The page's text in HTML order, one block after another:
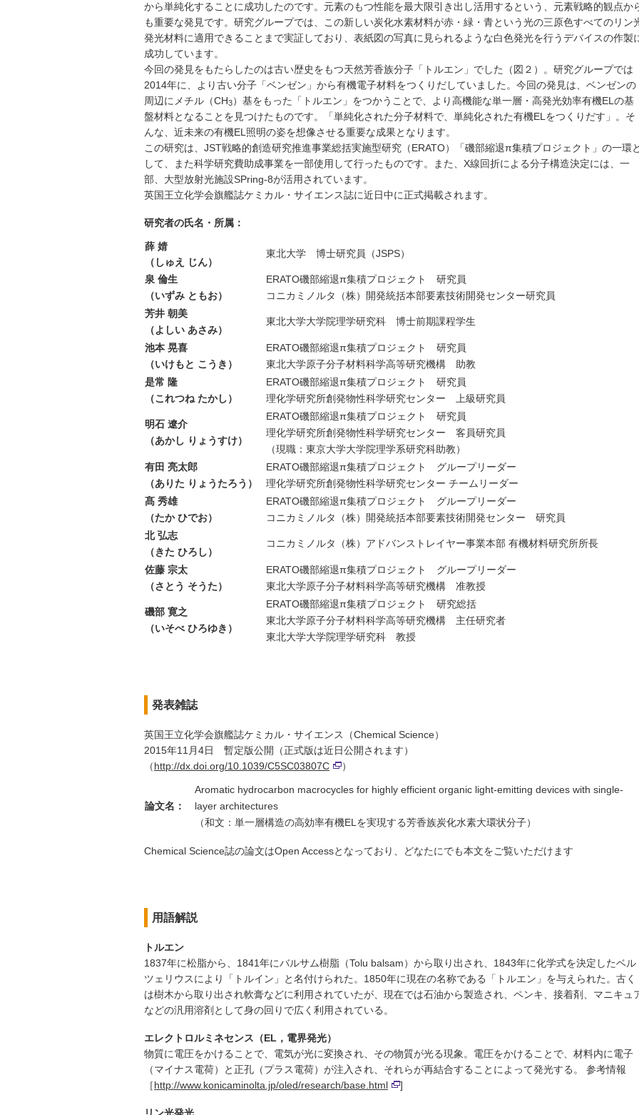
から単純化することに成功したのです。元素のもつ性能を最大限引き出し活用するという、元素戦略的観点か
も重要な発見です。研究グループでは、この新しい炭化水素材料が赤・緑・青という光の三原色すべてのリン
発光材料に適用できることまで実証しており、表紙図の写真に見られるような白色発光を行うデバイスの作製
成功しています。
今回の発見をもたらしたのは古い歴史をもつ天然芳香族分子「トルエン」でした（図２）。研究グループでは
2014年に、より古い分子「ベンゼン」から有機電子材料をつくりだしていました。今回の発見は、ベンゼンの
周辺にメチル（CH3）基をもった「トルエン」をつかうことで、より高機能な単一層・高発光効率有機ELの基
盤材料となることを見つけたものです。「単純化された分子材料で、単純化された有機ELをつくりだす」。そ
んな、近未来の有機EL照明の姿を想像させる重要な成果となります。
この研究は、JST戦略的創造研究推進事業総括実施型研究（ERATO）「磯部縮退π集積プロジェクト」の一環と
して、また科学研究費助成事業を一部使用して行ったものです。また、X線回折による分子構造決定には、一
部、大型放射光施設SPring-8が活用されています。
英国王立化学会旗艦誌ケミカル・サイエンス誌に近日中に正式掲載されます。
研究者の氏名・所属：
薛 婧
（しゅえ じん）
東北大学 博士研究員（JSPS）
泉 倫生
（いずみ ともお）
ERATO磯部縮退π集積プロジェクト 研究員
コニカミノルタ（株）開発統括本部要素技術開発センター研究員
芳井 朝美
（よしい あさみ）
東北大学大学院理学研究科 博士前期課程学生
池本 晃喜
（いけもと こうき）
ERATO磯部縮退π集積プロジェクト 研究員
東北大学原子分子材料科学高等研究機構 助教
是常 隆
（これつね たかし）
ERATO磯部縮退π集積プロジェクト 研究員
理化学研究所創発物性科学研究センター 上級研究員
明石 遼介
（あかし りょうすけ）
ERATO磯部縮退π集積プロジェクト 研究員
理化学研究所創発物性科学研究センター 客員研究員
（現職：東京大学大学院理学系研究科助教）
有田 亮太郎
（ありた りょうたろう）
ERATO磯部縮退π集積プロジェクト グループリーダー
理化学研究所創発物性科学研究センター チームリーダー
髙 秀雄
（たか ひでお）
ERATO磯部縮退π集積プロジェクト グループリーダー
コニカミノルタ（株）開発統括本部要素技術開発センター 研究員
北 弘志
（きた ひろし）
コニカミノルタ（株）アドバンストレイヤー事業本部 有機材料研究所所長
佐藤 宗太
（さとう そうた）
ERATO磯部縮退π集積プロジェクト グループリーダー
東北大学原子分子材料科学高等研究機構 准教授
磯部 寛之
（いそべ ひろゆき）
ERATO磯部縮退π集積プロジェクト 研究総括
東北大学原子分子材料科学高等研究機構 主任研究者
東北大学大学院理学研究科 教授
発表雑誌
英国王立化学会旗艦誌ケミカル・サイエンス（Chemical Science）
2015年11月4日 暫定版公開（正式版は近日公開されます）
（http://dx.doi.org/10.1039/C5SC03807C ）
論文名：
Aromatic hydrocarbon macrocycles for highly efficient organic light-emitting devices with single-
layer architectures
（和文：単一層構造の高効率有機ELを実現する芳香族炭化水素大環状分子）
Chemical Science誌の論文はOpen Accessとなっており、どなたにでも本文をご覧いただけます
用語解説
トルエン
1837年に松脂から、1841年にバルサム樹脂（Tolu balsam）から取り出され、1843年に化学式を決定したベル
ツェリウスにより「トルイン」と名付けられた。1850年に現在の名称である「トルエン」を与えられた。古く
は樹木から取り出され軟膏などに利用されていたが、現在では石油から製造され、ペンキ、接着剤、マニキュ
などの汎用溶剤として身の回りで広く利用されている。
エレクトロルミネセンス（EL，電界発光）
物質に電圧をかけることで、電気が光に変換され、その物質が光る現象。電圧をかけることで、材料内に電子
（マイナス電荷）と正孔（プラス電荷）が注入され、それらが再結合することによって発光する。 参考情報
［http://www.konicaminolta.jp/oled/research/base.html ]
リン光発光